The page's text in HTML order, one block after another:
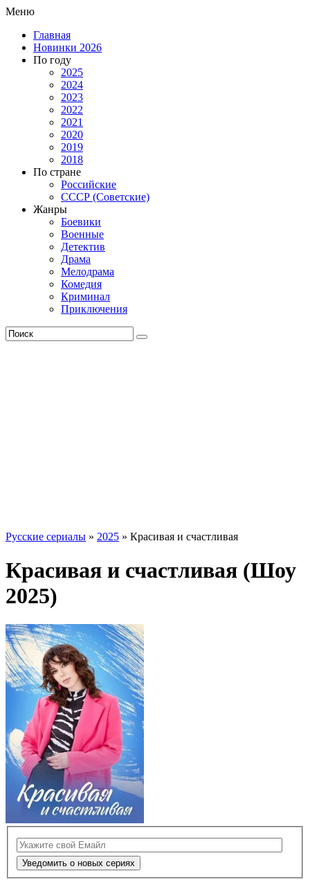
Меню
Главная
Новинки 2026
По году
2025
2024
2023
2022
2021
2020
2019
2018
По стране
Российские
СССР (Советские)
Жанры
Боевики
Военные
Детектив
Драма
Мелодрама
Комедия
Криминал
Приключения
Русские сериалы » 2025 » Красивая и счастливая
Красивая и счастливая (Шоу
2025)
Уведомить о новых сериях